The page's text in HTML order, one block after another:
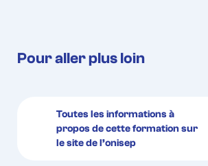
Pour aller plus loin
Toutes les informations à
propos de cette formation sur
le site de l’onisep